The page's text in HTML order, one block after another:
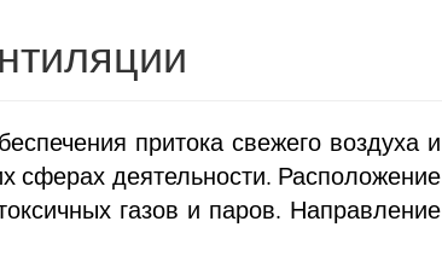
притока свежего воздуха и
сферах деятельности. Расположение
газов и паров. Направление